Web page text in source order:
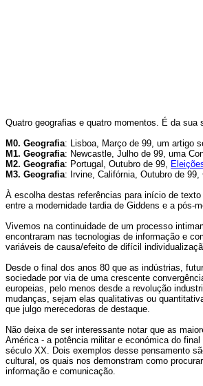
Quatro geografias e quatro momentos. É da sua
M0. Geografia: Lisboa, Março de 99, um artigo
M1. Geografia: Newcastle, Julho de 99, uma
M2. Geografia: Portugal, Outubro de 99,
M3. Geografia: Irvine, Califórnia, Outubro de 99,
À escolha destas referências para início de
entre a modernidade tardia de Giddens e a pós-
Vivemos na continuidade de um processo
encontraram nas tecnologias de informação e
variáveis de causa/efeito de difícil
Desde o final dos anos 80 que as indústrias,
sociedade por via de uma crescente
europeias, pelo menos desde a revolução
mudanças, sejam elas qualitativas ou
que julgo merecedoras de destaque.
Não deixa de ser interessante notar que as
América - a potência militar e económica do
século XX. Dois exemplos desse pensamento
cultural, os quais nos demonstram como
informação e comunicação.